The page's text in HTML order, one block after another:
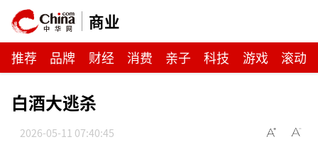
商业
推荐 品牌 财经 消费 亲子 科技 游戏 滚动
白酒大逃杀
2026-05-11 07:40:45